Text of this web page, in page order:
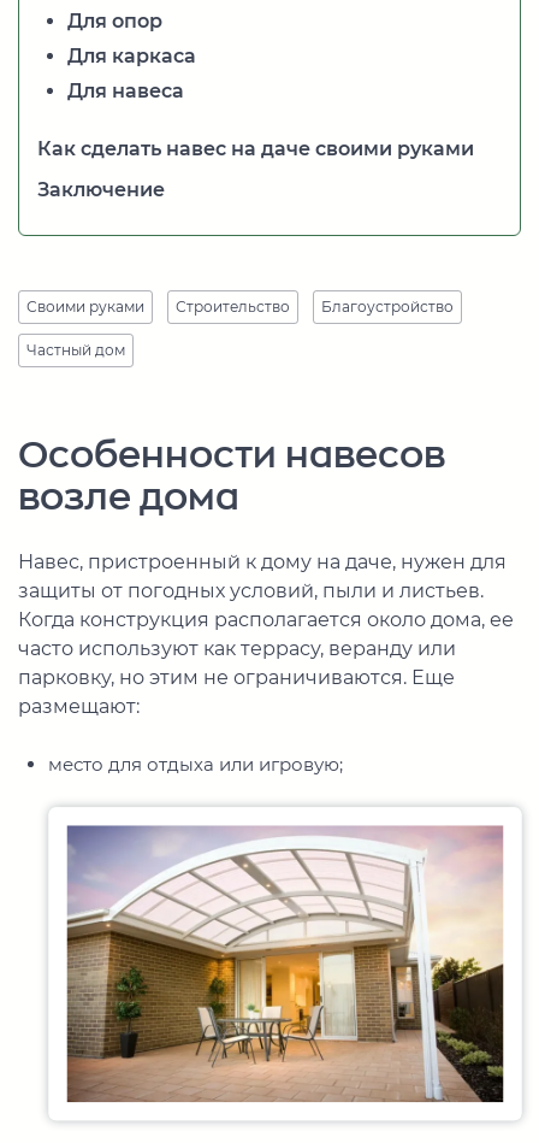
Для опор
Для каркаса
Для навеса
Как сделать навес на даче своими руками
Заключение
Своими руками Строительство Благоустройство
Частный дом
Особенности навесов
возле дома
Навес, пристроенный к дому на даче, нужен для
защиты от погодных условий, пыли и листьев.
Когда конструкция располагается около дома, ее
часто используют как террасу, веранду или
парковку, но этим не ограничиваются. Еще
размещают:
место для отдыха или игровую;